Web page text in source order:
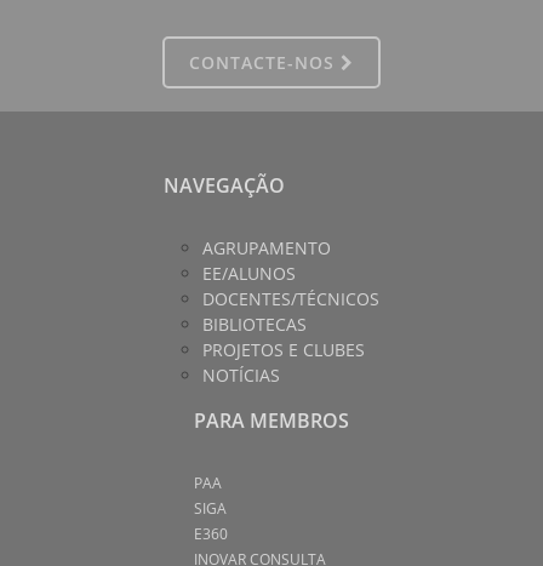
CONTACTE-NOS
NAVEGAÇÃO
AGRUPAMENTO
EE/ALUNOS
DOCENTES/TÉCNICOS
BIBLIOTECAS
PROJETOS E CLUBES
NOTÍCIAS
PARA MEMBROS
PAA
SIGA
E360
INOVAR CONSULTA